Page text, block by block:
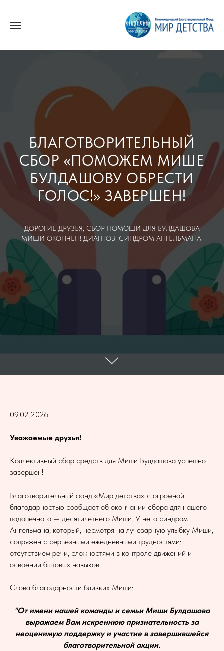
БЛАГОТВОРИТЕЛЬНЫЙ
СБОР «ПОМОЖЕМ МИШЕ
БУЛДАШОВУ ОБРЕСТИ
ГОЛОС!» ЗАВЕРШЕН!
ДОРОГИЕ ДРУЗЬЯ, СБОР ПОМОЩИ ДЛЯ БУЛДАШОВА
МИШИ ОКОНЧЕН! ДИАГНОЗ: СИНДРОМ АНГЕЛЬМАНА.
09.02.2026
Уважаемые друзья!
Коллективный сбор средств для Миши Булдашова успешно
завершен!
Благотворительный фонд «Мир детства» с огромной
благодарностью сообщает об окончании сбора для нашего
подопечного — десятилетнего Миши. У него синдром
Ангельмана, который, несмотря на лучезарную улыбку Миши,
сопряжен с серьезными ежедневными трудностями:
отсутствием речи, сложностями в контроле движений и
освоении бытовых навыков.
Слова благодарности близких Миши:
"От имени нашей команды и семьи Миши Булдашова
выражаем Вам искреннюю признательность за
неоценимую поддержку и участие в завершившейся
благотворительной акции.